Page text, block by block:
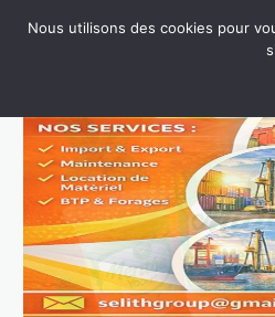
Nous utilisons des cookies pour